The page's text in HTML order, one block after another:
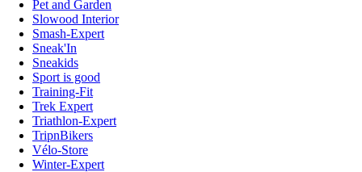
Pet and Garden
Slowood Interior
Smash-Expert
Sneak'In
Sneakids
Sport is good
Training-Fit
Trek Expert
Triathlon-Expert
TripnBikers
Vélo-Store
Winter-Expert